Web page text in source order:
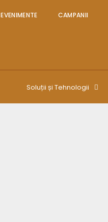
EVENIMENTE CAMPANII
Soluții și Tehnologii